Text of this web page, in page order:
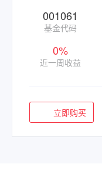
001061
基金代码
0%
近一周收益
立即购买